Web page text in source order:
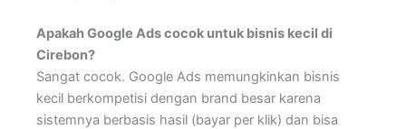
Apakah Google Ads cocok untuk bisnis kecil di
Cirebon?
Sangat cocok. Google Ads memungkinkan bisnis
kecil berkompetisi dengan brand besar karena
sistemnya berbasis hasil (bayar per klik) dan bisa